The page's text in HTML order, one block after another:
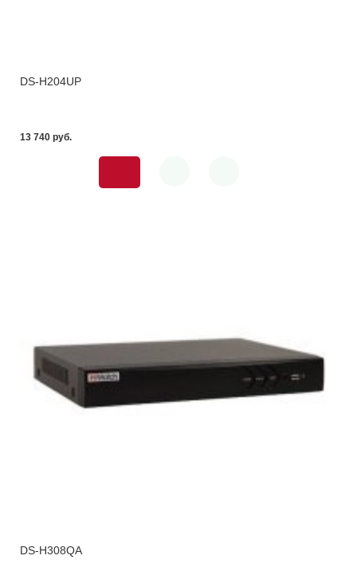
DS-H204UP
13 740 pуб.
DS-H308QA